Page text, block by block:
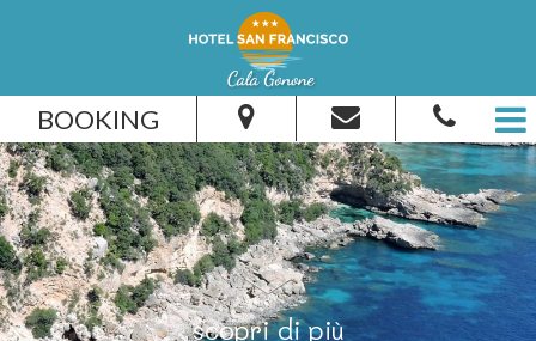
BOOKING
Dal:
Al:
scopri di più